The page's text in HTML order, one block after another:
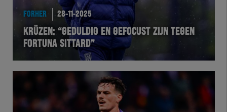
FORHER 28-11-2025
KRÜZEN: “GEDULDIG EN GEFOCUST ZIJN TEGEN
FORTUNA SITTARD”